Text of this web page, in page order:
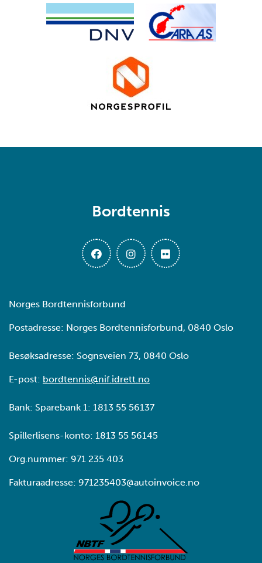
Bordtennis
Norges Bordtennisforbund
Postadresse: Norges Bordtennisforbund, 0840 Oslo
Besøksadresse: Sognsveien 73, 0840 Oslo
E-post: bordtennis@nif.idrett.no
Bank: Sparebank 1: 1813 55 56137
Spillerlisens-konto: 1813 55 56145
Org.nummer: 971 235 403
Fakturaadresse: 971235403@autoinvoice.no